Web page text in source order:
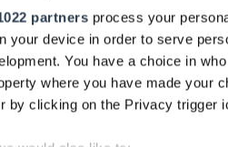
partners process your
your device in order to serve
You have a choice in
where you have made your
by clicking on the Privacy trigger